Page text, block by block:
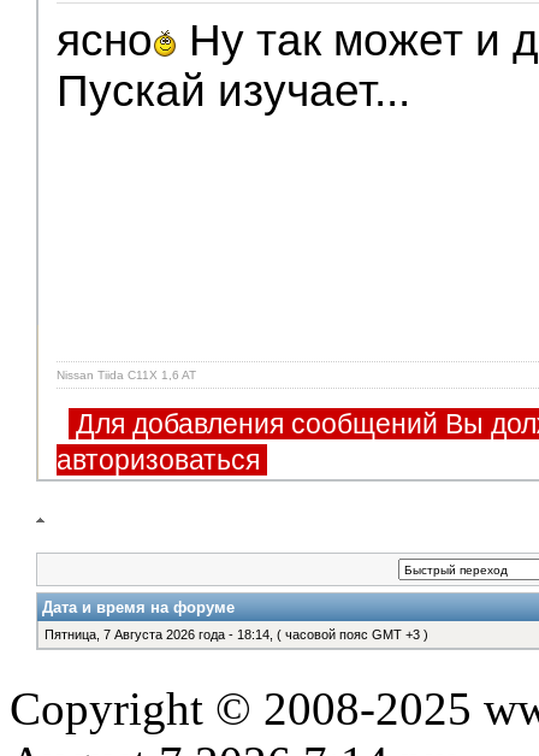
ясно
Ну так может и
Пускай изучает...
Nissan Tiida C11X 1,6 AT
Для добавления сообщений Вы
авторизоваться
Дата и время на форуме
Пятница, 7 Августа 2026 года - 18:14, ( часовой пояс GMT +3 )
Copyright © 2008-2025